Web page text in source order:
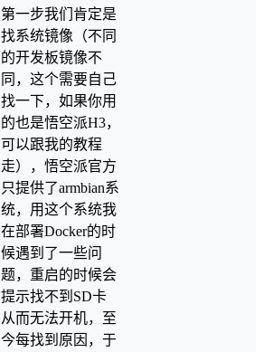
第一步我们肯定是
找系统镜像（不同
的开发板镜像不
同，这个需要自己
找一下，如果你用
的也是悟空派H3，
可以跟我的教程
走），悟空派官方
只提供了armbian系
统，用这个系统我
在部署Docker的时
候遇到了一些问
题，重启的时候会
提示找不到SD卡
从而无法开机，至
今每找到原因，于